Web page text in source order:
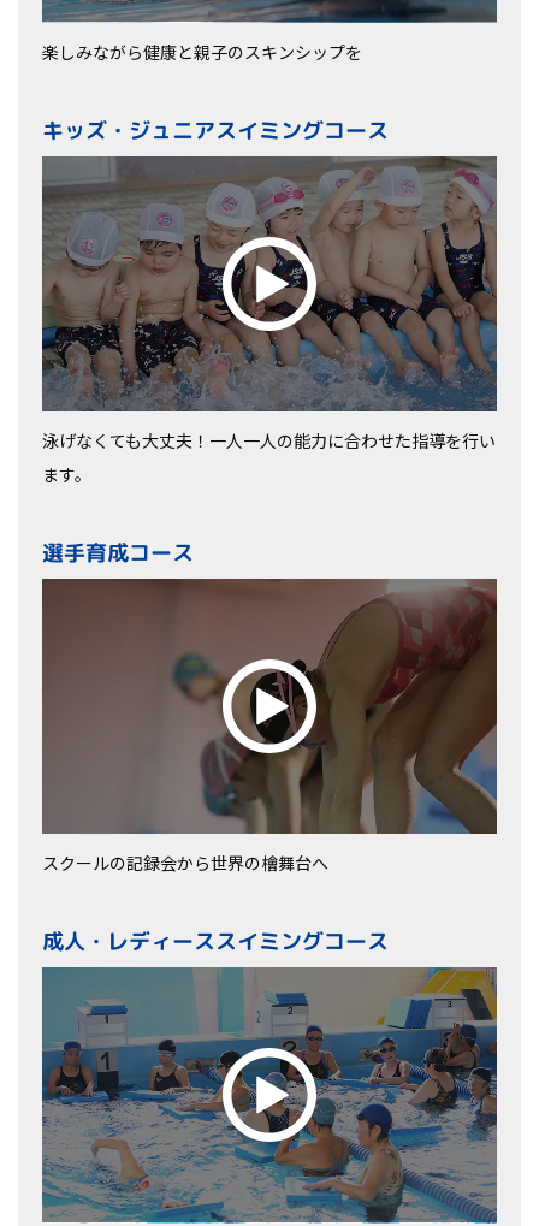
楽しみながら健康と親子のスキンシップを
キッズ・ジュニアスイミングコース
泳げなくても大丈夫！一人一人の能力に合わせた指導を行い
ます。
選手育成コース
スクールの記録会から世界の檜舞台へ
成人・レディーススイミングコース